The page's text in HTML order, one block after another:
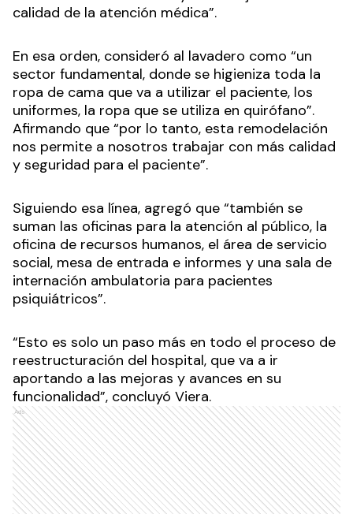
calidad de la atención médica”.
En esa orden, consideró al lavadero como “un
sector fundamental, donde se higieniza toda la
ropa de cama que va a utilizar el paciente, los
uniformes, la ropa que se utiliza en quirófano”.
Afirmando que “por lo tanto, esta remodelación
nos permite a nosotros trabajar con más calidad
y seguridad para el paciente”.
Siguiendo esa línea, agregó que “también se
suman las oficinas para la atención al público, la
oficina de recursos humanos, el área de servicio
social, mesa de entrada e informes y una sala de
internación ambulatoria para pacientes
psiquiátricos”.
“Esto es solo un paso más en todo el proceso de
reestructuración del hospital, que va a ir
aportando a las mejoras y avances en su
funcionalidad”, concluyó Viera.
Ads